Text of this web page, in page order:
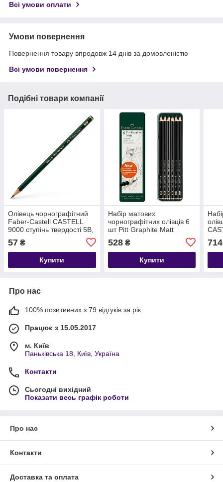
Всі умови оплати
Умови повернення
Повернення товару впродовж 14 днів за домовленістю
Всі умови повернення
Подібні товари компанії
Олівець чорнографітний
Faber-Castell CASTELL
9000 ступінь твердості 5B,
57 ₴
Купити
Набір матових
чорнографітних олівців 6
шт Pitt Graphite Matt
пеналі, 12B-2В) 115207
528₴
Купити
(5В-
714
Про нас
100% позитивних з 79 відгуків за рік
Працює з 15.05.2017
м. Київ
Паньківська 18, Київ, Україна
Контакти
Сьогодні вихідний
Показати весь графік роботи
Про нас
Контакти
Доставка та оплата